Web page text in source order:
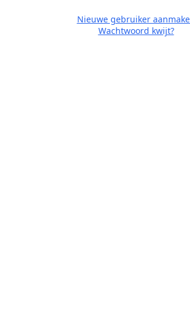
Nieuwe gebruiker
Wachtwoord kwijt?